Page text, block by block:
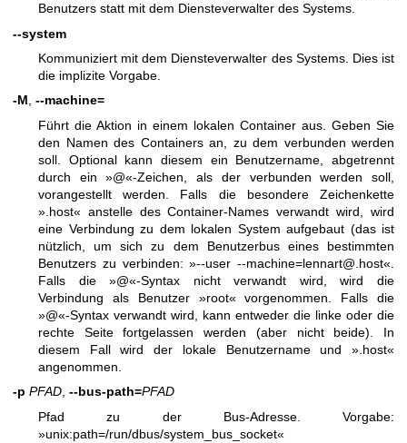
Benutzers statt mit dem Diensteverwalter des Systems.
--system
Kommuniziert mit dem Diensteverwalter des Systems. Dies ist
die implizite Vorgabe.
-M, --machine=
Führt die Aktion in einem lokalen Container aus. Geben Sie
den Namen des Containers an, zu dem verbunden werden
soll. Optional kann diesem ein Benutzername, abgetrennt
durch ein »@«-Zeichen, als der verbunden werden soll,
vorangestellt werden. Falls die besondere Zeichenkette
».host« anstelle des Container-Names verwandt wird, wird
eine Verbindung zu dem lokalen System aufgebaut (das ist
nützlich, um sich zu dem Benutzerbus eines bestimmten
Benutzers zu verbinden: »--user --machine=lennart@.host«.
Falls die »@«-Syntax nicht verwandt wird, wird die
Verbindung als Benutzer »root« vorgenommen. Falls die
»@«-Syntax verwandt wird, kann entweder die linke oder die
rechte Seite fortgelassen werden (aber nicht beide). In
diesem Fall wird der lokale Benutzername und ».host«
angenommen.
-p PFAD --bus-path=PFAD
Pfad zu der Bus-Adresse. Vorgabe:
»unix:path=/run/dbus/system_bus_socket«